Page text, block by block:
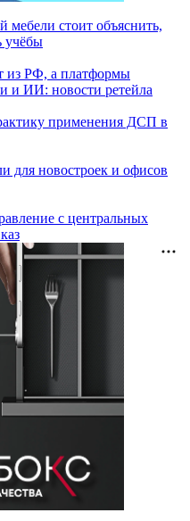
стоит объяснить,
учёбы
из РФ, а платформы
и ИИ: новости ретейла
применения ДСП в
для новостроек и офисов
с центральных